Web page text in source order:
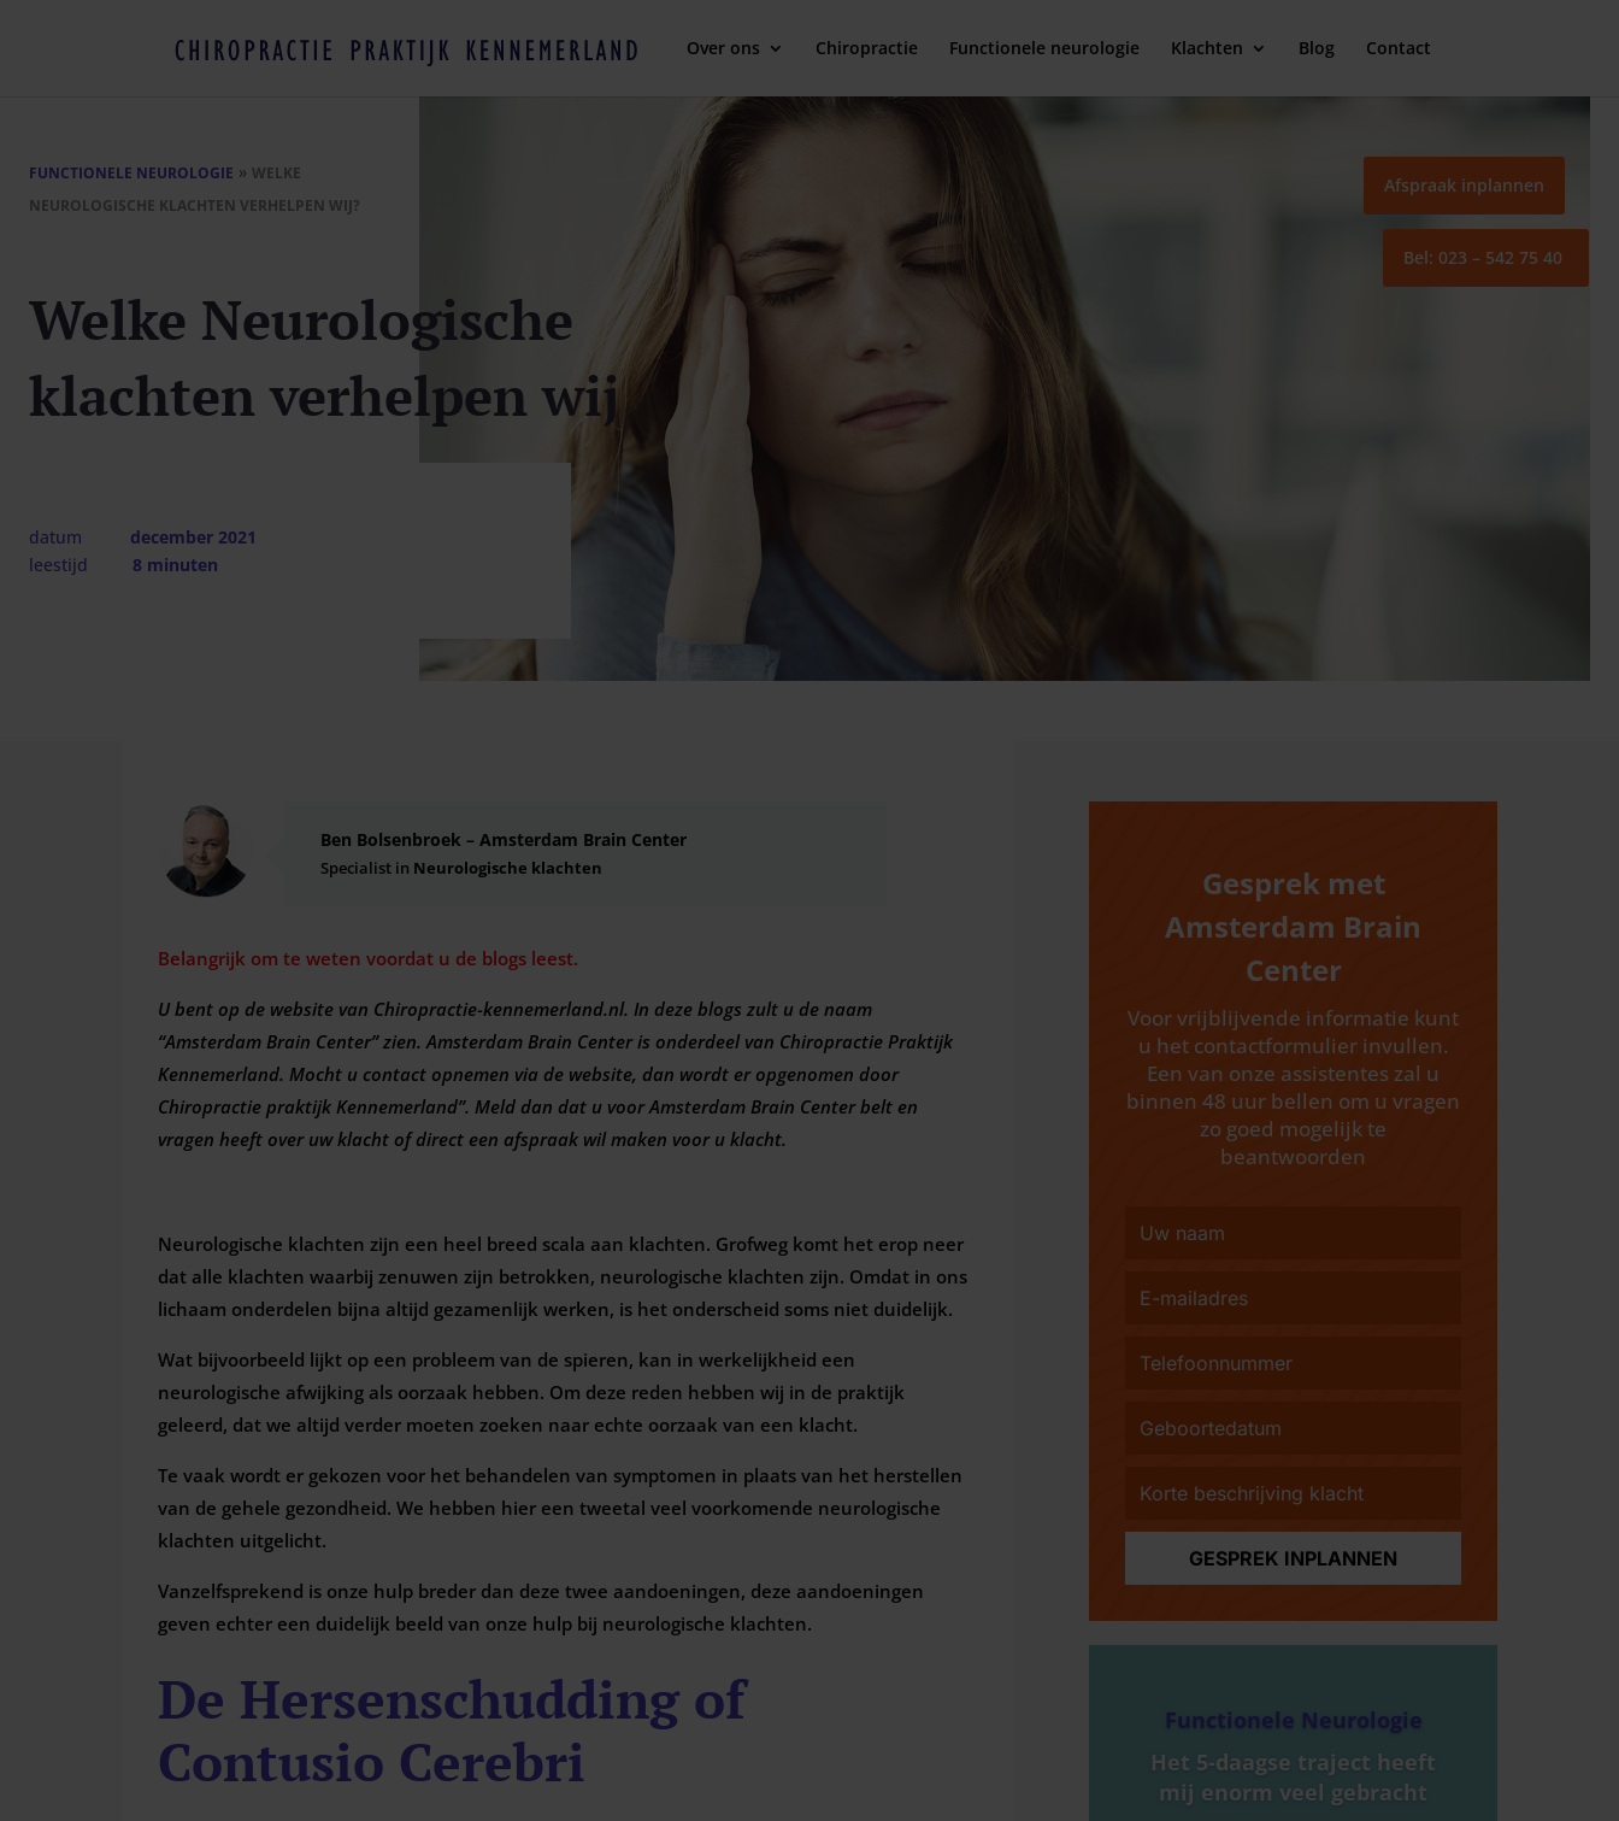
Over ons Chiropractie Functionele neurologie Klachten Blog Contact
Afspraak inplannen
Bel: 023 – 542 75 40
FUNCTIONELE NEUROLOGIE » WELKE
NEUROLOGISCHE KLACHTEN VERHELPEN WIJ?
Welke Neurologische
klachten verhelpen wij
datum
december 2021
leestijd
8 minuten
Ben Bolsenbroek – Amsterdam Brain Center
Specialist in Neurologische klachten
Belangrijk om te weten voordat u de blogs leest.
U bent op de website van Chiropractie-kennemerland.nl. In deze blogs zult u de naam
“Amsterdam Brain Center” zien. Amsterdam Brain Center is onderdeel van Chiropractie Praktijk
Kennemerland. Mocht u contact opnemen via de website, dan wordt er opgenomen door
Chiropractie praktijk Kennemerland”. Meld dan dat u voor Amsterdam Brain Center belt en
vragen heeft over uw klacht of direct een afspraak wil maken voor u klacht.
Neurologische klachten zijn een heel breed scala aan klachten. Grofweg komt het erop neer
dat alle klachten waarbij zenuwen zijn betrokken, neurologische klachten zijn. Omdat in ons
lichaam onderdelen bijna altijd gezamenlijk werken, is het onderscheid soms niet duidelijk.
Wat bijvoorbeeld lijkt op een probleem van de spieren, kan in werkelijkheid een
neurologische afwijking als oorzaak hebben. Om deze reden hebben wij in de praktijk
geleerd, dat we altijd verder moeten zoeken naar echte oorzaak van een klacht.
Te vaak wordt er gekozen voor het behandelen van symptomen in plaats van het herstellen
van de gehele gezondheid. We hebben hier een tweetal veel voorkomende neurologische
klachten uitgelicht.
Vanzelfsprekend is onze hulp breder dan deze twee aandoeningen, deze aandoeningen
geven echter een duidelijk beeld van onze hulp bij neurologische klachten.
De Hersenschudding of
Contusio Cerebri
Gesprek met
Amsterdam Brain
Center
Voor vrijblijvende informatie kunt
u het contactformulier invullen.
Een van onze assistentes zal u
binnen 48 uur bellen om u vragen
zo goed mogelijk te
beantwoorden
Functionele Neurologie
Het 5-daagse traject heeft
mij enorm veel gebracht